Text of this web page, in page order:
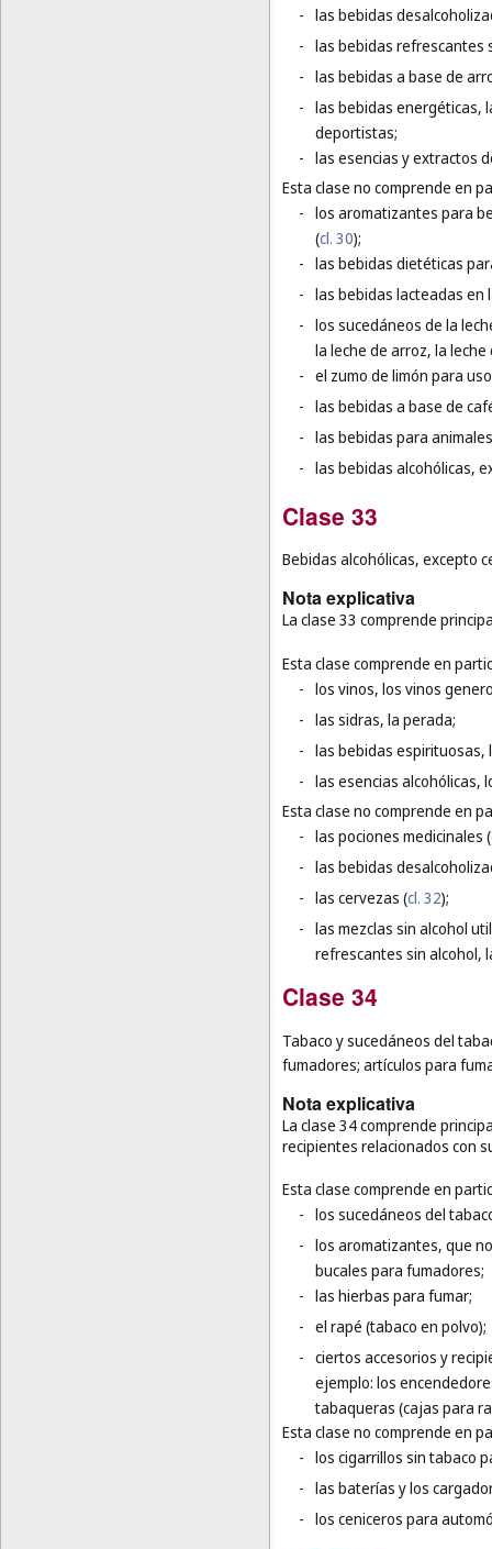
- las bebidas
- las bebidas refrescantes
- las bebidas a base de
- las bebidas energéticas,
deportistas;
- las esencias y extractos
Esta clase no comprende en
- los aromatizantes para
(cl. 30);
- las bebidas dietéticas
- las bebidas lacteadas en
- los sucedáneos de la
la leche de arroz, la leche
- el zumo de limón para
- las bebidas a base de
- las bebidas para
- las bebidas alcohólicas,
Clase 33
Bebidas alcohólicas, excepto
Nota explicativa
La clase 33 comprende
Esta clase comprende en
- los vinos, los vinos
- las sidras, la perada;
- las bebidas espirituosas,
- las esencias alcohólicas,
Esta clase no comprende en
- las pociones medicinales (
- las bebidas
- las cervezas (cl. 32);
- las mezclas sin alcohol
refrescantes sin alcohol,
Clase 34
Tabaco y sucedáneos del
fumadores; artículos para
Nota explicativa
La clase 34 comprende
recipientes relacionados con
Esta clase comprende en
- los sucedáneos del
- los aromatizantes, que
bucales para fumadores;
- las hierbas para fumar;
- el rapé (tabaco en polvo);
- ciertos accesorios y
ejemplo: los
tabaqueras (cajas para
Esta clase no comprende en
- los cigarrillos sin tabaco
- las baterías y los
- los ceniceros para